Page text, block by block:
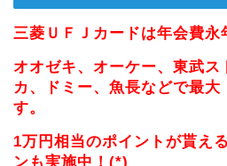
三菱ＵＦＪカードは年会費永
オオゼキ、オーケー、東武ス
カ、ドミー、魚長などで最
す。
1万円相当のポイントが貰え
ンも実施中！(*)